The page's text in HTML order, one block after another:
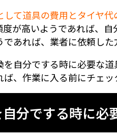
て道具の費用とタイヤ
度が高いようであれば、
あれば、業者に依頼した
自分でする時に必要な
、作業に入る前にチェッ
分でする時に必